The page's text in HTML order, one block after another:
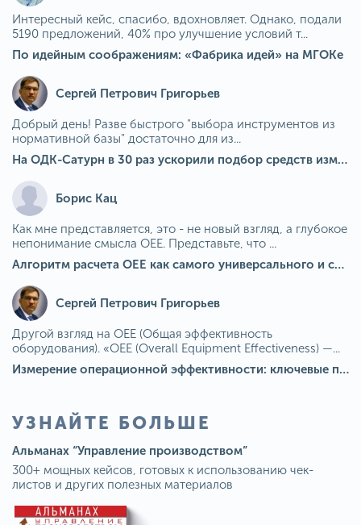
Интересный кейс, спасибо, вдохновляет. Однако, подали
5190 предложений, 40% про улучшение условий т...
По идейным соображениям: «Фабрика идей» на МГОКе
Сергей Петрович Григорьев
Добрый день! Разве быстрого "выбора инструментов из
нормативной базы" достаточно для из...
На ОДК-Сатурн в 30 раз ускорили подбор средств измерения для контроля качества продукции
Борис Кац
Как мне представляется, это - не новый взгляд, а глубокое
непонимание смысла OEE. Представьте, что ...
Алгоритм расчета ОЕЕ как самого универсального и современного показателя эффективности оборудования в мире
Сергей Петрович Григорьев
Другой взгляд на OEE (Общая эффективность
оборудования). «OEE (Overall Equipment Effectiveness) —...
Измерение операционной эффективности: ключевые показатели для непрерывного совершенствования
УЗНАЙТЕ БОЛЬШЕ
Альманах “Управление производством”
300+ мощных кейсов, готовых к использованию чек-
листов и других полезных материалов